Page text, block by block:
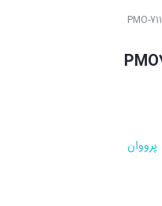
PMO-711
پرووان